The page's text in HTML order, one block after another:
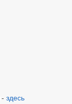
- здесь